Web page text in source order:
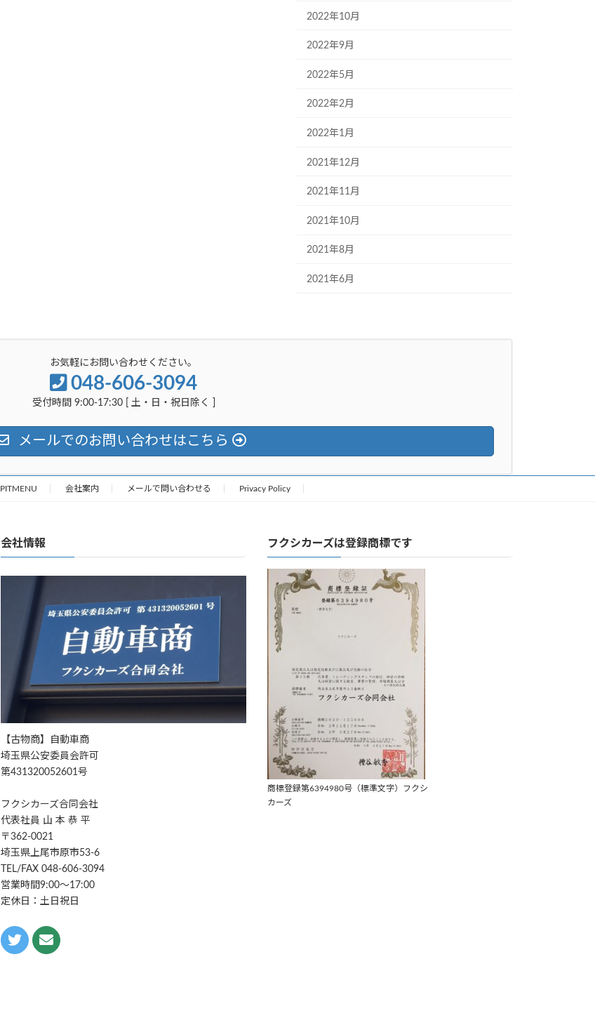
2022年10月
2022年9月
2022年5月
2022年2月
2022年1月
2021年12月
2021年11月
2021年10月
2021年8月
2021年6月
お気軽にお問い合わせください。
048-606-3094
受付時間 9:00-17:30 [ 土・日・祝日除く ]
メールでのお問い合わせはこちら
PITMENU 会社案内 メールで問い合わせる Privacy Policy
会社情報
【古物商】自動車商
埼玉県公安委員会許可
第431320052601号
フクシカーズ合同会社
代表社員 山 本 恭 平
〒362-0021
埼玉県上尾市原市53-6
TEL/FAX 048-606-3094
営業時間9:00～17:00
定休日：土日祝日
フクシカーズは登録商標です
商標登録第6394980号（標準文字）フクシ
カーズ